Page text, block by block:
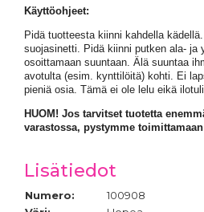
Käyttöohjeet:
Pidä tuotteesta kiinni kahdella
suojasinetti. Pidä kiinni putken ala- ja
osoittamaan suuntaan. Älä suuntaa
avotulta (esim. kynttilöitä) kohti. Ei
pieniä osia. Tämä ei ole lelu eikä
HUOM! Jos tarvitset tuotetta
varastossa, pystymme
Lisätiedot
Numero:
100908